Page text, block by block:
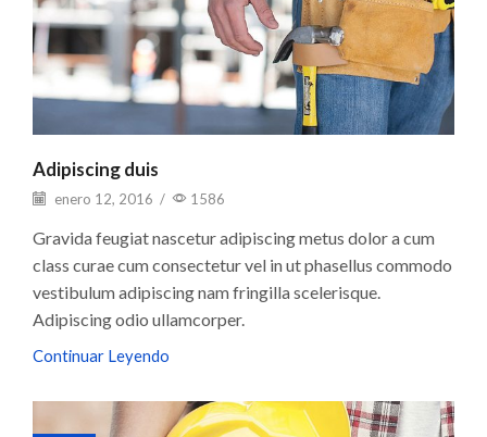
Adipiscing duis
enero 12, 2016 / 1586
Gravida feugiat nascetur adipiscing metus dolor a cum
class curae cum consectetur vel in ut phasellus commodo
vestibulum adipiscing nam fringilla scelerisque.
Adipiscing odio ullamcorper.
Continuar Leyendo